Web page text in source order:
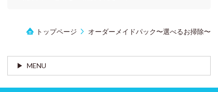
トップページ オーダーメイドパック〜選べるお掃除〜
MENU